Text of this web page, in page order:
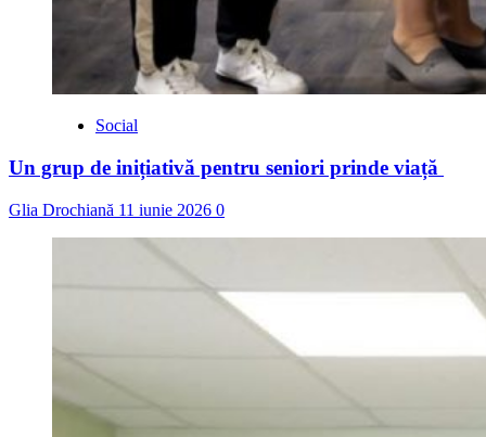
Social
Un grup de inițiativă pentru seniori prinde viață
Glia Drochiană 11 iunie 2026 0